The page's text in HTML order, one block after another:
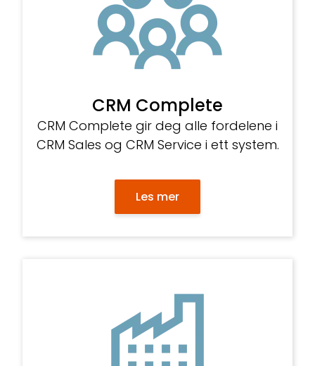
CRM Complete
CRM Complete gir deg alle fordelene i
CRM Sales og CRM Service i ett system.
Les mer